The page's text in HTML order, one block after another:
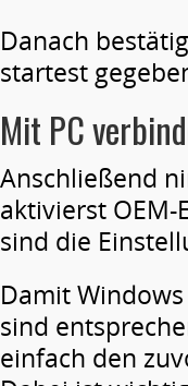
Danach
startest
Mit PC
Anschließend
aktivierst
sind die
Damit
sind
einfach den